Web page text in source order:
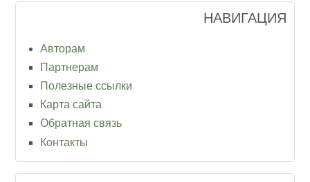
НАВИГАЦИЯ
Авторам
Партнерам
Полезные ссылки
Карта сайта
Обратная связь
Контакты